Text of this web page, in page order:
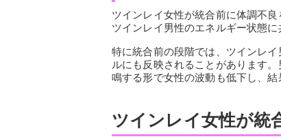
ツインレイ女性が統合前に体調不良
ツインレイ男性のエネルギー状態
特に統合前の段階では、ツインレ
ルにも反映されることがあります
鳴する形で女性の波動も低下し、結
ツインレイ女性が統